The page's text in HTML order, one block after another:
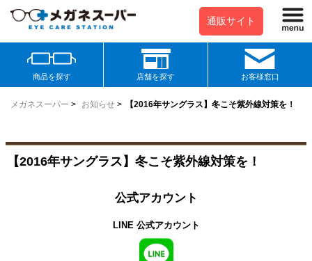
通販サイト
商品を探す 店舗を探す お客様窓口
メガネスーパー > お知らせ > 【2016年サングラス】冬こそ紫外線対策を！
【2016年サングラス】冬こそ紫外線対策を！
公式アカウント
LINE 公式アカウント